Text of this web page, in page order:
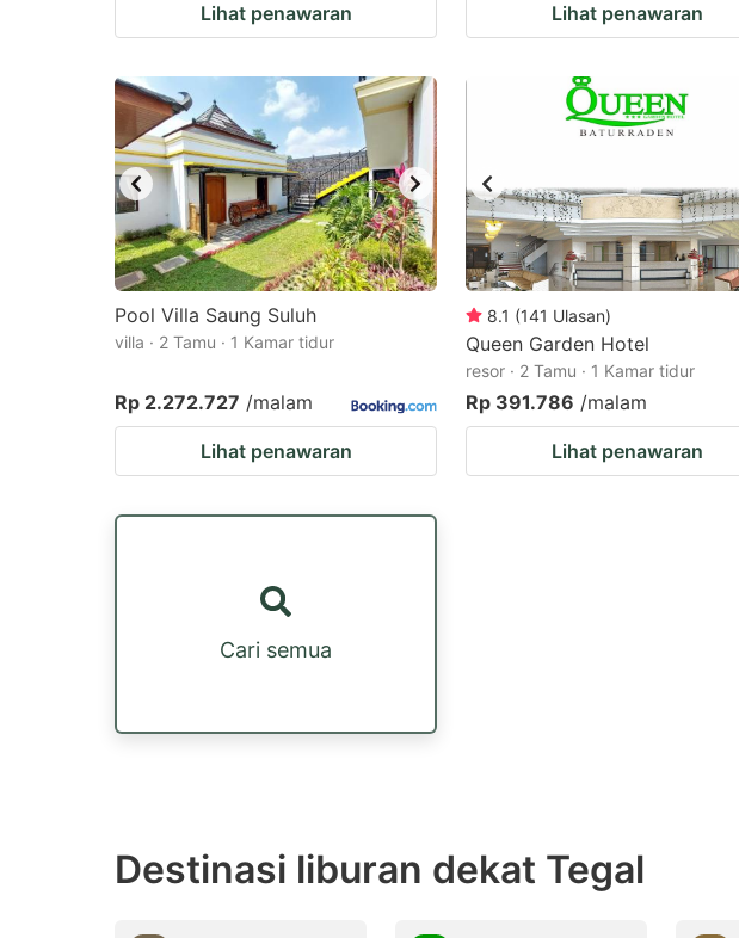
Lihat penawaran Lihat penawaran
Pool Villa Saung Suluh
villa · 2 Tamu · 1 Kamar tidur
Rp 2.272.727 /malam
Lihat penawaran
8.1 (141 Ulasan)
Queen Garden Hotel
resor · 2 Tamu · 1 Kamar tidur
Rp 391.786 /malam
Lihat penawaran
Cari semua
Destinasi liburan dekat Tegal